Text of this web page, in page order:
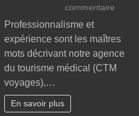
une
bonne
nutrition
commentaire
Professionnalisme et
expérience sont les maîtres
mots décrivant notre agence
du tourisme médical (CTM
voyages),…
En savoir plus